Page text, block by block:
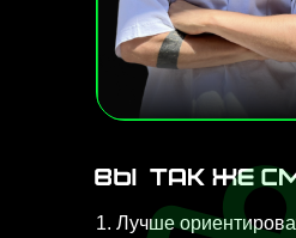
1. Лучше